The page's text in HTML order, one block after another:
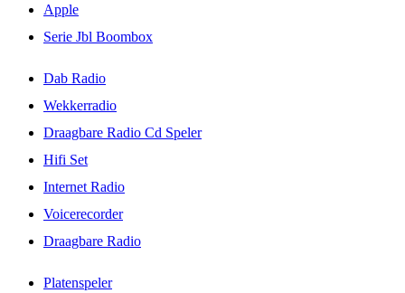
Apple
Serie Jbl Boombox
Dab Radio
Wekkerradio
Draagbare Radio Cd Speler
Hifi Set
Internet Radio
Voicerecorder
Draagbare Radio
Platenspeler